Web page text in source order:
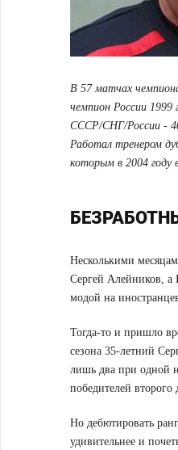
В 57 матчах
чемпион России 1999
СССР/СНГ/России - 40
Работал тренером
которым в 2004 году
Несколькими
Сергей Алейников, а
модой на
Тогда-то и пришло
сезона 35-летний
лишь два при одной
победителей
Но дебютировать
удивительнее и